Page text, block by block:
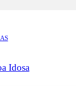
Idosa